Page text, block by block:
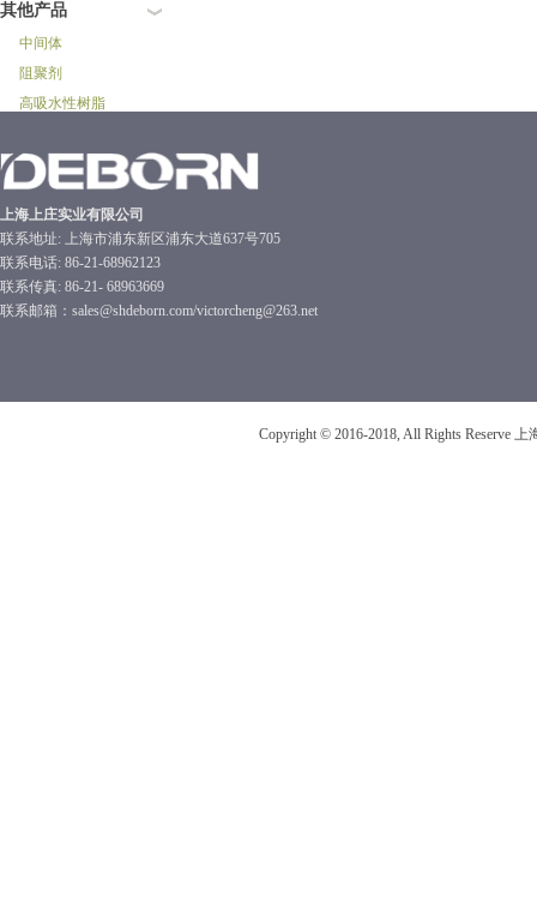
其他产品
中间体
阻聚剂
高吸水性树脂
上海上庄实业有限公司
联系地址: 上海市浦东新区浦东大道637号705
联系电话: 86-21-68962123
联系传真: 86-21- 68963669
联系邮箱：sales@shdeborn.com/victorcheng@263.net
Copyright © 2016-2018, All Rights Reserve